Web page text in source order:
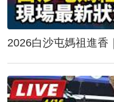
2026白沙屯媽祖進香